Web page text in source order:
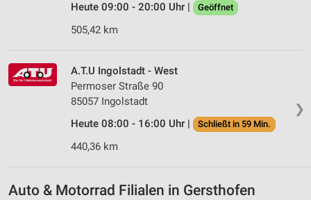
Heute 09:00 - 20:00 Uhr |
Geöffnet
505,42 km
❯
A.T.U Ingolstadt - West
Permoser Straße 90
85057 Ingolstadt
Heute 08:00 - 16:00 Uhr |
Schließt in 59 Min.
440,36 km
Auto & Motorrad Filialen in Gersthofen